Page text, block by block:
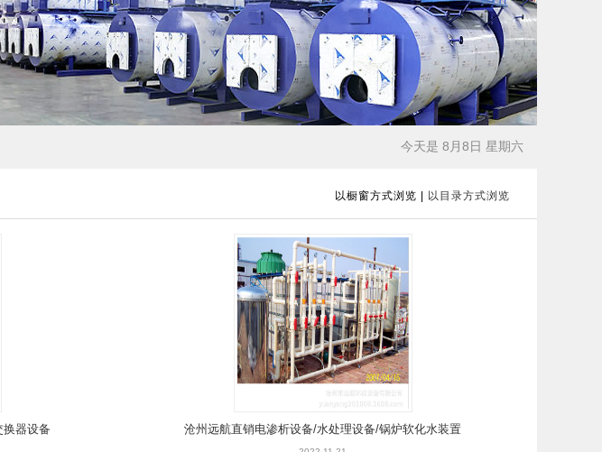
今天是 8月8日 星期六
以橱窗方式浏览 以目录方式浏览
器设备 沧州远航直销电渗析设备/水处理设备/锅炉软化水装置